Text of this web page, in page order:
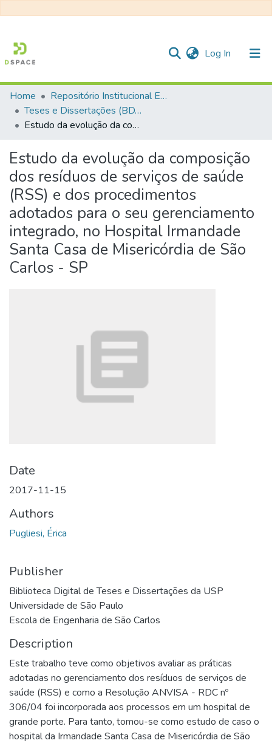
Log In (current)
Communities & Collections
All of DSpace
Statistics
Home
Repositório Institucional EESC
Teses e Dissertações (BDTD USP)
Estudo da evolução da composição dos resíduos de serviços de saúde (RSS) e dos procedimentos adotados para o seu gerenciamento integrado, no Hospital Irmandade Santa Casa de Misericórdia de São Carlos - SP
Estudo da evolução da composição
dos resíduos de serviços de saúde
(RSS) e dos procedimentos
adotados para o seu gerenciamento
integrado, no Hospital Irmandade
Santa Casa de Misericórdia de São
Carlos - SP
Date
2017-11-15
Authors
Pugliesi, Érica
Publisher
Biblioteca Digital de Teses e Dissertações da USP
Universidade de São Paulo
Escola de Engenharia de São Carlos
Description
Este trabalho teve como objetivos avaliar as práticas
adotadas no gerenciamento dos resíduos de serviços de
saúde (RSS) e como a Resolução ANVISA - RDC nº
306/04 foi incorporada aos processos em um hospital de
grande porte. Para tanto, tomou-se como estudo de caso o
hospital da Irmandade Santa Casa de Misericórdia de São